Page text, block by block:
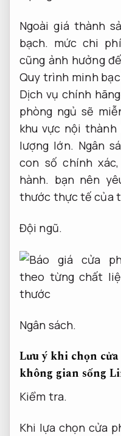
Ngoài giá thành
bạch. mức chi
cũng ảnh hưởng
Quy trình minh
Dịch vụ chính
phòng ngủ sẽ
khu vực nội
lượng lớn. Ngân
con số chính xác,
hành. bạn nên
thước thực tế của
Đội ngũ.
Ngân sách.
Lưu ý khi chọn
không gian sống
Kiểm tra.
Khi lựa chọn cửa